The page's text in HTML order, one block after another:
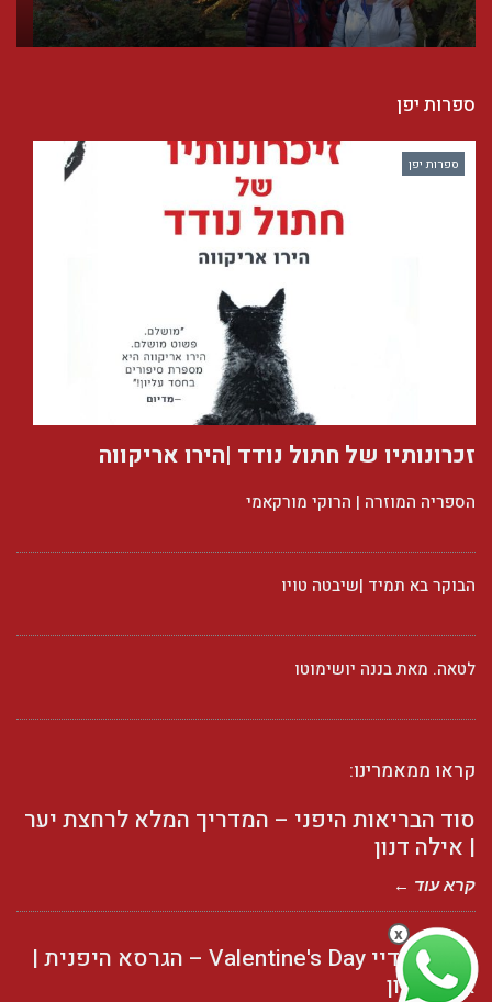
ספרות יפן
ספרות יפן
זכרונותיו של חתול נודד |הירו אריקווה
הספריה המוזרה | הרוקי מורקאמי
הבוקר בא תמיד |שיבטה טויו
לטאה. מאת בננה יושימוטו
קראו ממאמרינו:
סוד הבריאות היפני – המדריך המלא לרחצת יער
| אילה דנון
קרא עוד ←
וולנטיין דיי Valentine's Day – הגרסא היפנית |
אילה דנון
x